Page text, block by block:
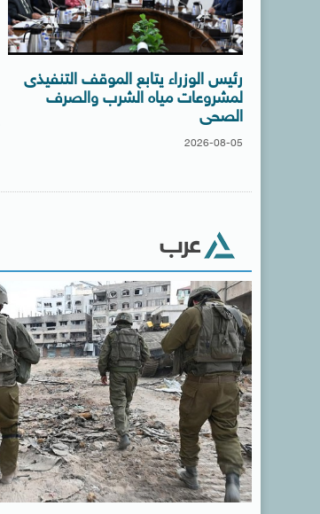
رئيس الوزراء يتابع الموقف التنفيذى
لمشروعات مياه الشرب والصرف
الصحى
2026-08-05
عرب